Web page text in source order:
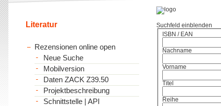
Suchfeld einblenden
ISBN / EAN
Nachname
Vorname
Titel
Reihe
Literatur
Rezensionen online open
Neue Suche
Mobilversion
Daten ZACK Z39.50
Projektbeschreibung
Schnittstelle | API